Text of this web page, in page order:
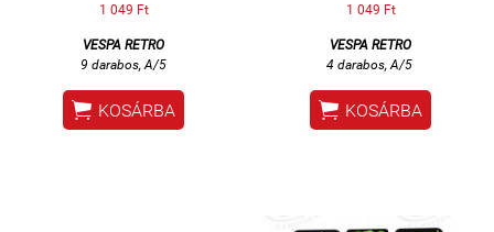
1 049 Ft
VESPA RETRO
9 darabos, A/5
 KOSÁRBA
1 049 Ft
VESPA RETRO
4 darabos, A/5
 KOSÁRBA